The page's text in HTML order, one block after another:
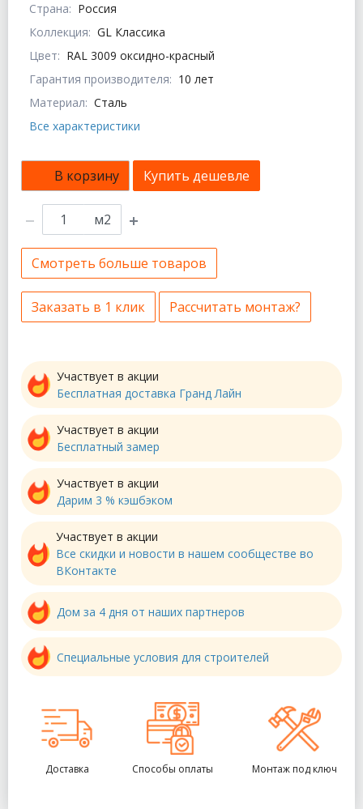
Страна: Россия
Коллекция: GL Классика
Цвет: RAL 3009 оксидно-красный
Гарантия производителя: 10 лет
Материал: Сталь
Все характеристики
В корзину Купить дешевле
м2
Смотреть больше товаров
Заказать в 1 клик Рассчитать монтаж?
Участвует в акции
Бесплатная доставка Гранд Лайн
Участвует в акции
Бесплатный замер
Участвует в акции
Дарим 3 % кэшбэком
Участвует в акции
Все скидки и новости в нашем сообществе во
ВКонтакте
Дом за 4 дня от наших партнеров
Специальные условия для строителей
Доставка Способы оплаты Монтаж под ключ